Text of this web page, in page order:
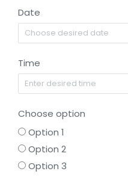
Date
Time
Choose option
Option 1
Option 2
Option 3